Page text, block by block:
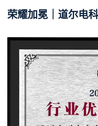
荣耀加冕｜道尔电